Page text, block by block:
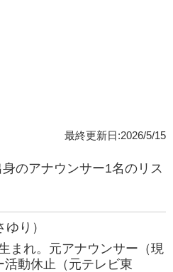
最終更新日:2026/5/15
のアナウンサー1名のリス
ゆり）
まれ。元アナウンサー（現
動休止（元テレビ東